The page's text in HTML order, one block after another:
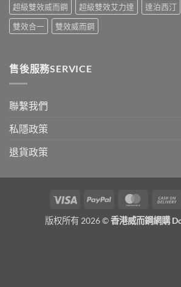
超級雙效威而鋼
超級雙效艾力達 達泊西汀
雙效合一
雙效威而鋼
售後服務SERVICE
聯繫我們
私隱政策
退貨政策
Visa PayPal
版权所有 2026 ©香港威而鋼網購